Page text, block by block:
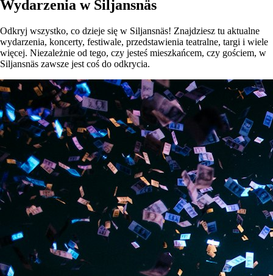
Wydarzenia w Siljansnäs
Odkryj wszystko, co dzieje się w Siljansnäs! Znajdziesz tu aktualne
wydarzenia, koncerty, festiwale, przedstawienia teatralne, targi i wiele
więcej. Niezależnie od tego, czy jesteś mieszkańcem, czy gościem, w
Siljansnäs zawsze jest coś do odkrycia.